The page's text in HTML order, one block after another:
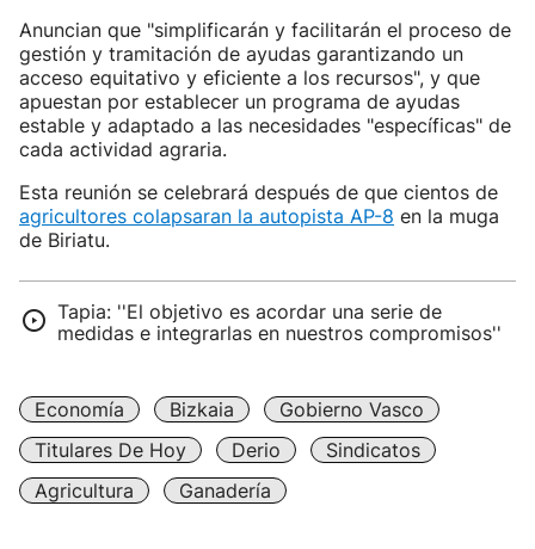
Anuncian que "simplificarán y facilitarán el proceso de
gestión y tramitación de ayudas garantizando un
acceso equitativo y eficiente a los recursos", y que
apuestan por establecer un programa de ayudas
estable y adaptado a las necesidades "específicas" de
cada actividad agraria.
Esta reunión se celebrará después de que cientos de
agricultores colapsaran la autopista AP-8 en la muga
de Biriatu.
Tapia: ''El objetivo es acordar una serie de
medidas e integrarlas en nuestros compromisos''
Economía Bizkaia
Gobierno Vasco
Titulares De Hoy
Derio
Sindicatos
Agricultura
Ganadería